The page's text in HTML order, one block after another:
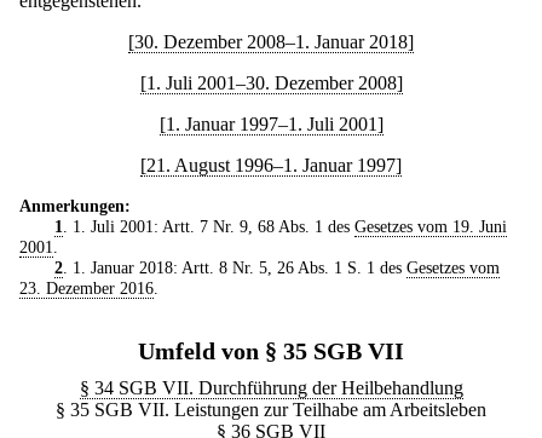
[30. Dezember 2008–1. Januar 2018]
[1. Juli 2001–30. Dezember 2008]
[1. Januar 1997–1. Juli 2001]
[21. August 1996–1. Januar 1997]
Anmerkungen:
1
. 1. Juli 2001: Artt. 7 Nr. 9, 68 Abs. 1 des Gesetzes vom 19. Juni
2001
2. 1. Januar 2018: Artt. 8 Nr. 5, 26 Abs. 1 S. 1 des Gesetzes vom
23. Dezember 2016
Umfeld von § 35 SGB VII
§ 34 SGB VII. Durchführung der Heilbehandlung
§ 35 SGB VII. Leistungen zur Teilhabe am Arbeitsleben
§ 36 SGB VII